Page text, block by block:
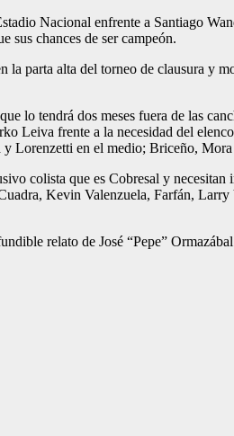
Nacional enfrente a Santiago
sus chances de ser campeón.
parta alta del torneo de clausura y
lo tendrá dos meses fuera de las
Leiva frente a la necesidad del
Lorenzetti en el medio; Briceño,
colista que es Cobresal y necesitan
Kevin Valenzuela, Farfán, Larry
relato de José “Pepe”